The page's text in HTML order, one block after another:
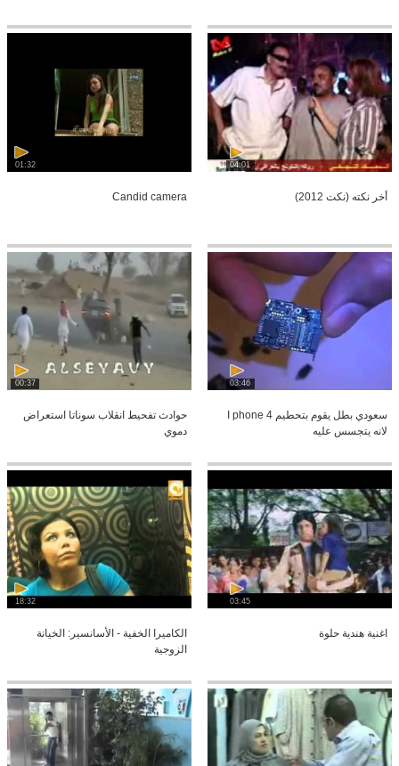
04:01
أخر نكته (نكت 2012)
01:32
Candid camera
03:46
سعودي بطل يقوم بتحطيم I phone 4
لانه يتجسس عليه
00:37
حوادث تفحيط انقلاب سوناتا استعراض
دموي
03:45
اغنية هندية حلوة
18:32
الكاميرا الخفية - الأسانسير: الخيانة
الزوجية